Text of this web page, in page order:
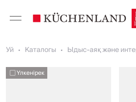
Уй Каталогы Ыдыс-аяқ және
Үлкенірек